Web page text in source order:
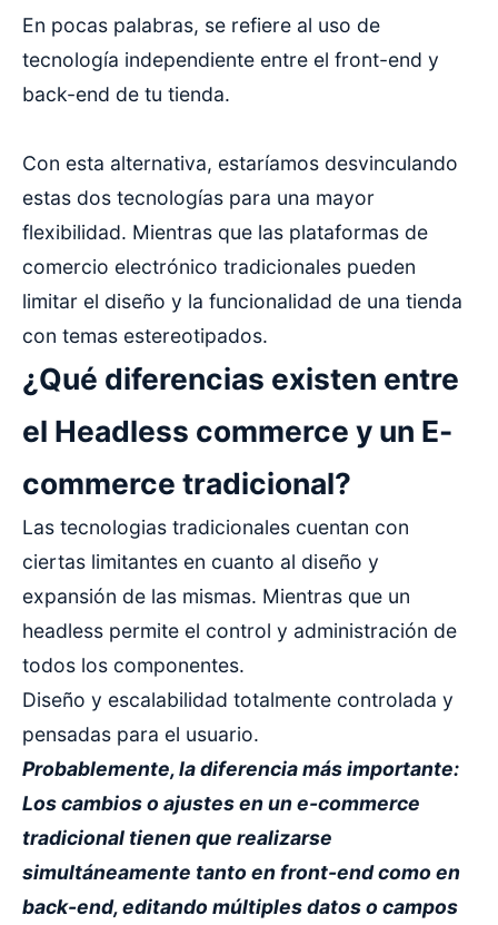
En pocas palabras, se refiere al uso de
tecnología independiente entre el front-end y
back-end de tu tienda.
Con esta alternativa, estaríamos desvinculando
estas dos tecnologías para una mayor
flexibilidad. Mientras que las plataformas de
comercio electrónico tradicionales pueden
limitar el diseño y la funcionalidad de una tienda
con temas estereotipados.
¿Qué diferencias existen entre
el Headless commerce y un E-
commerce tradicional?
Las tecnologias tradicionales cuentan con
ciertas limitantes en cuanto al diseño y
expansión de las mismas. Mientras que un
headless permite el control y administración de
todos los componentes.
Diseño y escalabilidad totalmente controlada y
pensadas para el usuario.
Probablemente, la diferencia más importante:
Los cambios o ajustes en un e-commerce
tradicional tienen que realizarse
simultáneamente tanto en front-end como en
back-end, editando múltiples datos o campos